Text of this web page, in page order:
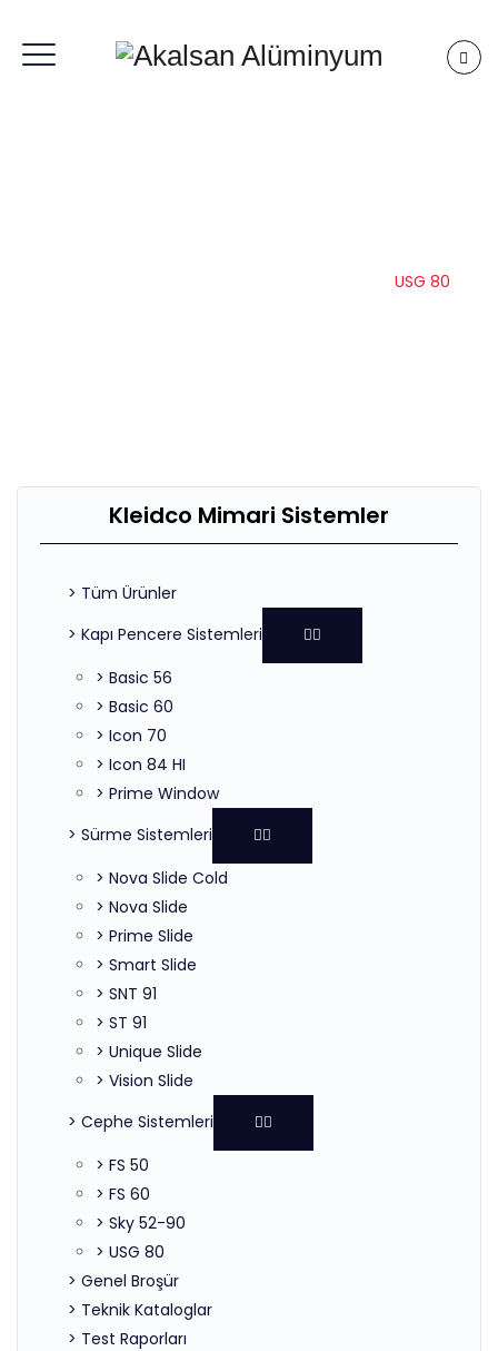
USG 80
Kleidco Mimari Sistemler
> Tüm Ürünler
> Kapı Pencere Sistemleri
> Basic 56
> Basic 60
> Icon 70
> Icon 84 HI
> Prime Window
> Sürme Sistemleri
> Nova Slide Cold
> Nova Slide
> Prime Slide
> Smart Slide
> SNT 91
> ST 91
> Unique Slide
> Vision Slide
> Cephe Sistemleri
> FS 50
> FS 60
> Sky 52-90
> USG 80
> Genel Broşür
> Teknik Kataloglar
> Test Raporları